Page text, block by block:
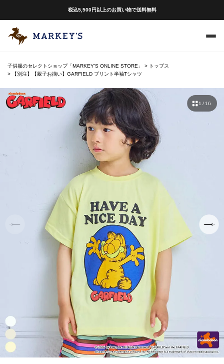
税込5,500円以上のお買い物で送料無料
子供服のセレクトショップ「MARKEY'S ONLINE STORE」
トップス
【別注】【親子お揃い】GARFIELD プリント半袖Tシャツ
1 / 16